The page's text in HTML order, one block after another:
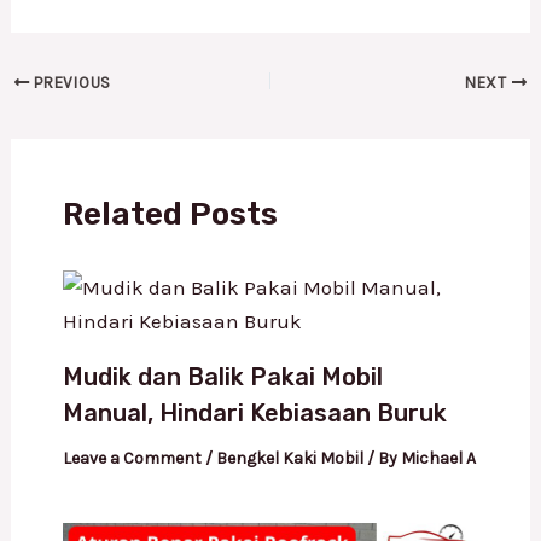
PREVIOUS NEXT
Related Posts
Mudik dan Balik Pakai Mobil
Manual, Hindari Kebiasaan Buruk
Leave a Comment / Bengkel Kaki Mobil/ By Michael A